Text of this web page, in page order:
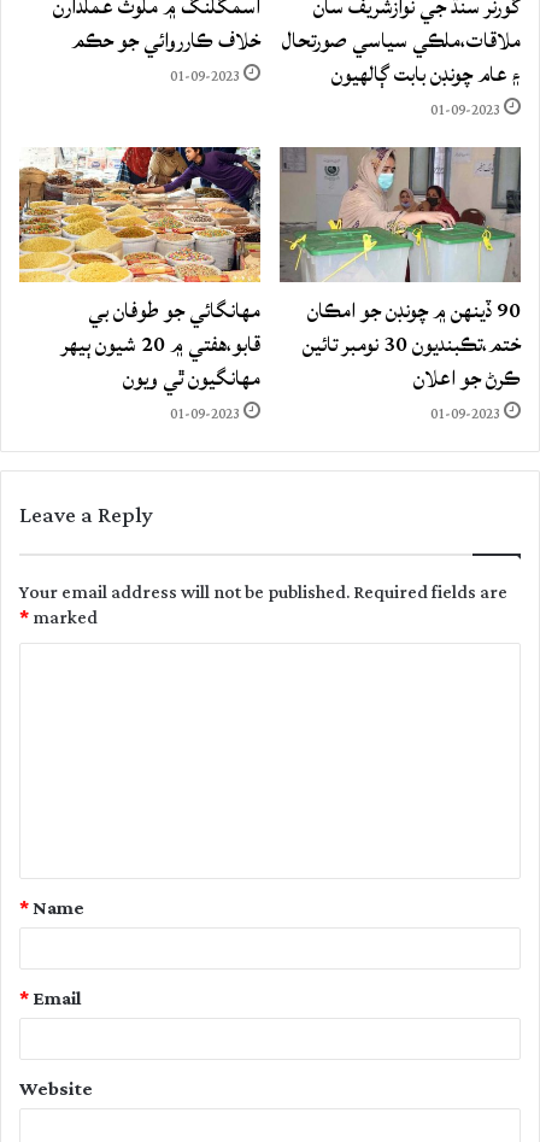
ملاقات،ملڪي سياسي صورتحال
۽ عام چونڊن بابت ڳالهيون
01-09-2023
خلاف ڪارروائي جو حڪم
01-09-2023
90 ڏينهن ۾ چونڊن جو امڪان
ختم،تڪبنديون 30 نومبر تائين
ڪرڻ جو اعلان
01-09-2023
مهانگائي جو طوفان بي
قابو،هفتي ۾ 20 شيون ٻيهر
مهانگيون ٿي ويون
01-09-2023
Leave a Reply
Your email address will not be published.Required fields are
marked
*
t
Name
*
Email
*
Website